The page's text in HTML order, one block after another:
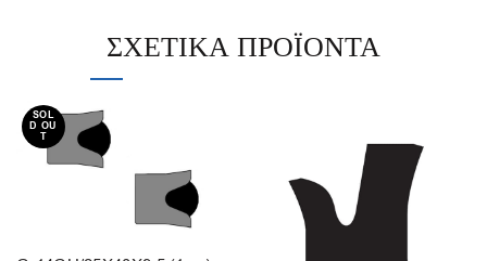
ΣΧΕΤΙΚΆ ΠΡΟΪΌΝΤΑ
SOL
D OU
T